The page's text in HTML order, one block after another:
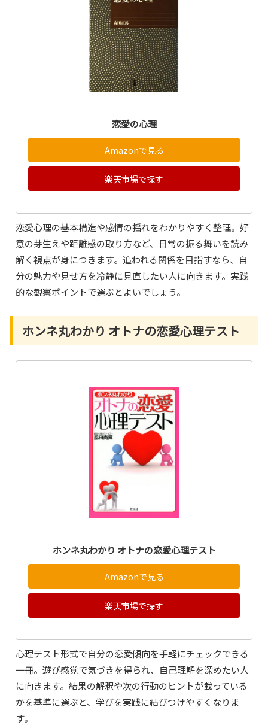
恋愛の心理
Amazonで見る
楽天市場で探す
恋愛心理の基本構造や感情の揺れをわかりやすく整理。好
意の芽生えや距離感の取り方など、日常の振る舞いを読み
解く視点が身につきます。追われる関係を目指すなら、自
分の魅力や見せ方を冷静に見直したい人に向きます。実践
的な観察ポイントで選ぶとよいでしょう。
ホンネ丸わかり オトナの恋愛心理テスト
ホンネ丸わかり オトナの恋愛心理テスト
Amazonで見る
楽天市場で探す
心理テスト形式で自分の恋愛傾向を手軽にチェックできる
一冊。遊び感覚で気づきを得られ、自己理解を深めたい人
に向きます。結果の解釈や次の行動のヒントが載っている
かを基準に選ぶと、学びを実践に結びつけやすくなりま
す。